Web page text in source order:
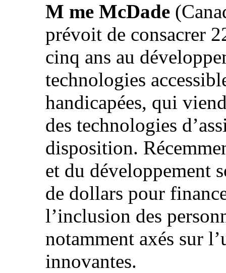
M me McDade
prévoit de consacrer
cinq ans au
technologies
handicapées, qui
des technologies
disposition.
et du développement
de dollars pour
l’inclusion des
notamment axés sur
innovantes.